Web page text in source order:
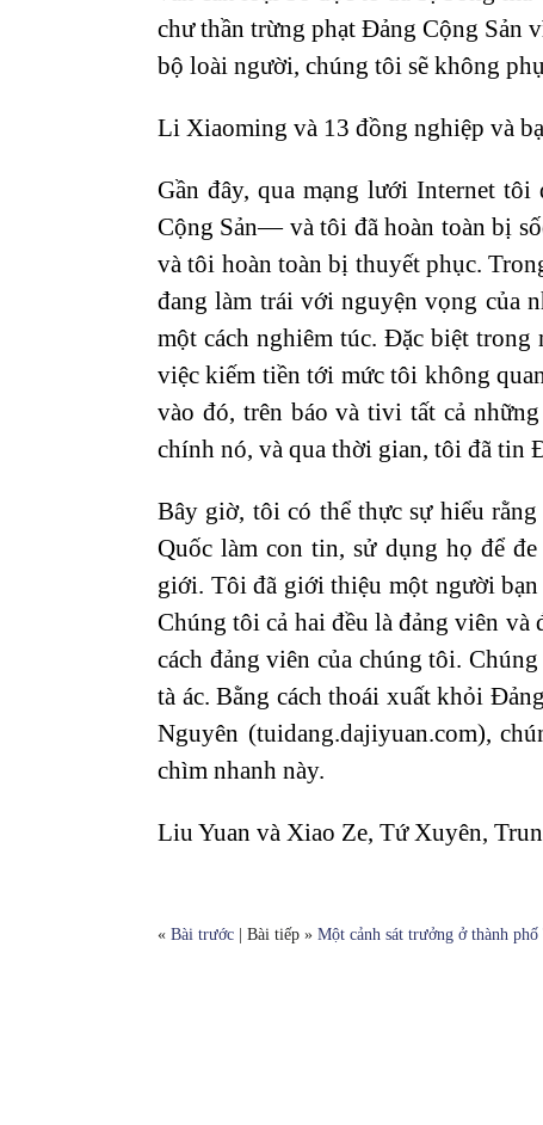
chư thần trừng phạt Đảng Cộng Sản
bộ loài người, chúng tôi sẽ không
Li Xiaoming và 13 đồng nghiệp và
Gần đây, qua mạng lưới Internet
Cộng Sản— và tôi đã hoàn toàn bị
và tôi hoàn toàn bị thuyết phục.
đang làm trái với nguyện vọng của
một cách nghiêm túc. Đặc biệt
việc kiếm tiền tới mức tôi không
vào đó, trên báo và tivi tất cả
chính nó, và qua thời gian, tôi đã tin
Bây giờ, tôi có thể thực sự hiểu
Quốc làm con tin, sử dụng họ để
giới. Tôi đã giới thiệu một người
Chúng tôi cả hai đều là đảng viên
cách đảng viên của chúng tôi.
tà ác. Bằng cách thoái xuất khỏi
Nguyên (tuidang.dajiyuan.com),
chìm nhanh này.
Liu Yuan và Xiao Ze, Tứ Xuyên,
« Bài trước | Bài tiếp » Một cảnh sát trưởng ở thành